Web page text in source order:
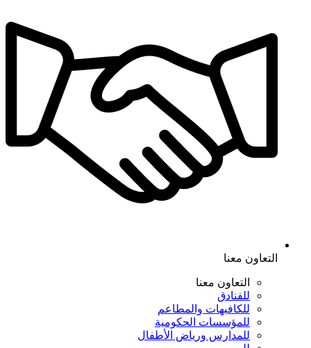
التعاون معنا
التعاون معنا
للفنادق
للكافيهات والمطاعم
للمؤسسات الحكومية
للمدارس ورياض الأطفال